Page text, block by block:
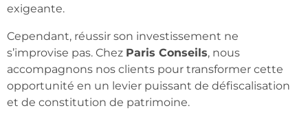
exigeante.
Cependant, réussir son investissement ne
s’improvise pas. Chez Paris Conseils, nous
accompagnons nos clients pour transformer cette
opportunité en un levier puissant de défiscalisation
et de constitution de patrimoine.